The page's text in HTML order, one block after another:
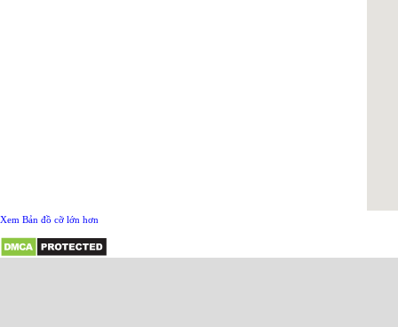
Xem Bản đồ cỡ lớn hơn